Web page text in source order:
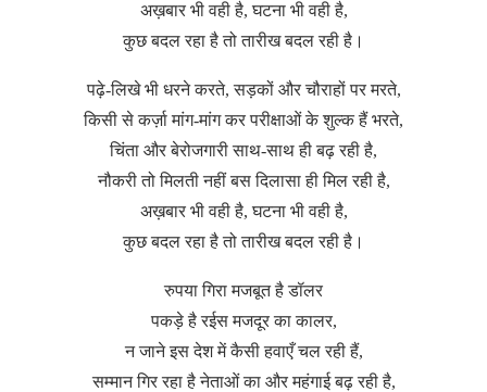
अख़बार भी वही है, घटना भी वही है,
कुछ बदल रहा है तो तारीख बदल रही है।
पढ़े-लिखे भी धरने करते, सड़कों और चौराहों पर मरते,
किसी से कर्ज़ा मांग-मांग कर परीक्षाओं के शुल्क हैं भरते,
चिंता और बेरोजगारी साथ-साथ ही बढ़ रही है,
नौकरी तो मिलती नहीं बस दिलासा ही मिल रही है,
अख़बार भी वही है, घटना भी वही है,
कुछ बदल रहा है तो तारीख बदल रही है।
रुपया गिरा मजबूत है डॉलर
पकड़े है रईस मजदूर का कालर,
न जाने इस देश में कैसी हवाएँ चल रही हैं,
सम्मान गिर रहा है नेताओं का और महंगाई बढ़ रही है,